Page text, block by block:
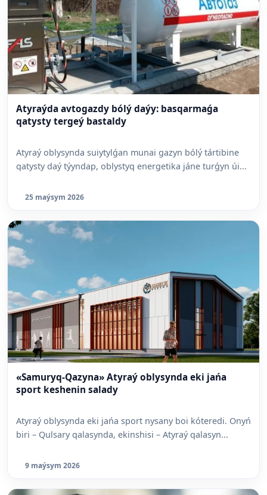
Atyraýda avtogazdy bólý daýy: basqarmaǵa
qatysty tergeý bastaldy
Atyraý oblysynda suiytylǵan munai gazyn bólý tártibine
qatysty daý týyndap, oblystyq energetika jáne turǵyn úi...
25 maýsym 2026
«Samuryq-Qazyna» Atyraý oblysynda eki jańa
sport keshenin salady
Atyraý oblysynda eki jańa sport nysany boi kóteredi. Onyń
biri – Qulsary qalasynda, ekinshisi – Atyraý qalasyn...
9 maýsym 2026